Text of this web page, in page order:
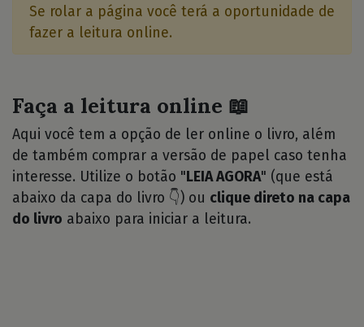
Se rolar a página você terá a oportunidade de
fazer a leitura online.
Faça a leitura online 📖
Aqui você tem a opção de ler online o livro, além
de também comprar a versão de papel caso tenha
interesse. Utilize o botão " LEIA AGORA" (que está
abaixo da capa do livro 👇) ou clique direto na capa
do livro abaixo para iniciar a leitura.